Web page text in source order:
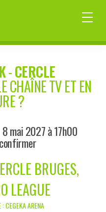
-CERCLE
CHAÎNE TV ET EN
?
mai 2027 à 17h00
BRUGES,
LEAGUE
CEGEKA ARENA